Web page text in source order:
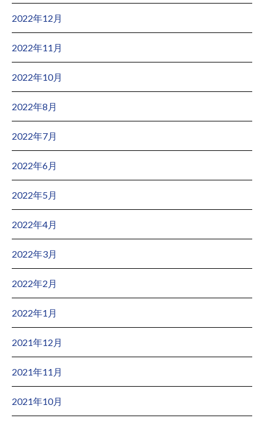
2022年12月
2022年11月
2022年10月
2022年8月
2022年7月
2022年6月
2022年5月
2022年4月
2022年3月
2022年2月
2022年1月
2021年12月
2021年11月
2021年10月